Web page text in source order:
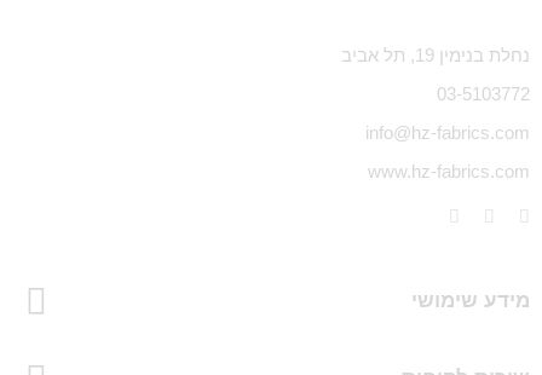
נחלת בנימין 19, תל אביב
03-5103772
info@hz-fabrics.com
www.hz-fabrics.com
מידע שימושי